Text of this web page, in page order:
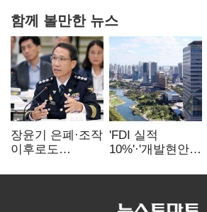
함께 볼만한 뉴스
장윤기 은폐·조작
이후로도
내부비위…경찰
'FDI 실적
10%'·'개발현안
인천경제청장